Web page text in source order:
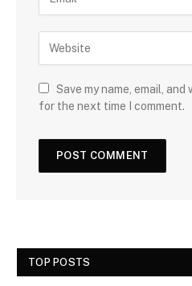
Save my name, email,
for the next time I comment.
TOP POSTS